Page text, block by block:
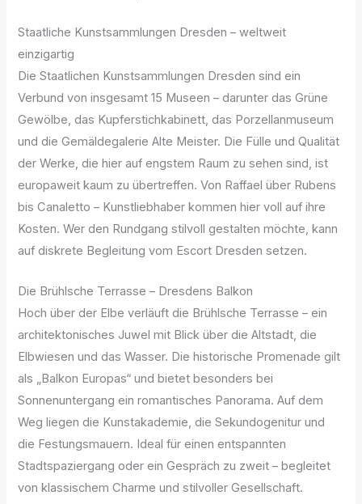
Staatliche Kunstsammlungen Dresden – weltweit
einzigartig
Die Staatlichen Kunstsammlungen Dresden sind ein
Verbund von insgesamt 15 Museen – darunter das Grüne
Gewölbe, das Kupferstichkabinett, das Porzellanmuseum
und die Gemäldegalerie Alte Meister. Die Fülle und Qualität
der Werke, die hier auf engstem Raum zu sehen sind, ist
europaweit kaum zu übertreffen. Von Raffael über Rubens
bis Canaletto – Kunstliebhaber kommen hier voll auf ihre
Kosten. Wer den Rundgang stilvoll gestalten möchte, kann
auf diskrete Begleitung vom Escort Dresden setzen.
Die Brühlsche Terrasse – Dresdens Balkon
Hoch über der Elbe verläuft die Brühlsche Terrasse – ein
architektonisches Juwel mit Blick über die Altstadt, die
Elbwiesen und das Wasser. Die historische Promenade gilt
als „Balkon Europas“ und bietet besonders bei
Sonnenuntergang ein romantisches Panorama. Auf dem
Weg liegen die Kunstakademie, die Sekundogenitur und
die Festungsmauern. Ideal für einen entspannten
Stadtspaziergang oder ein Gespräch zu zweit – begleitet
von klassischem Charme und stilvoller Gesellschaft.